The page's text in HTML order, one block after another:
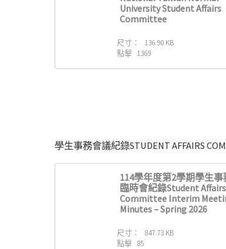
University Student Affairs
Committee
尺寸：
136.90 KB
點擊 1369
學生事務會議紀錄STUDENT AFFAIRS
114學年度第2學期學生事
臨時會紀錄Student Affairs
Committee Interim
Minutes – Spring 2026
尺寸：
847.73 KB
點擊 85